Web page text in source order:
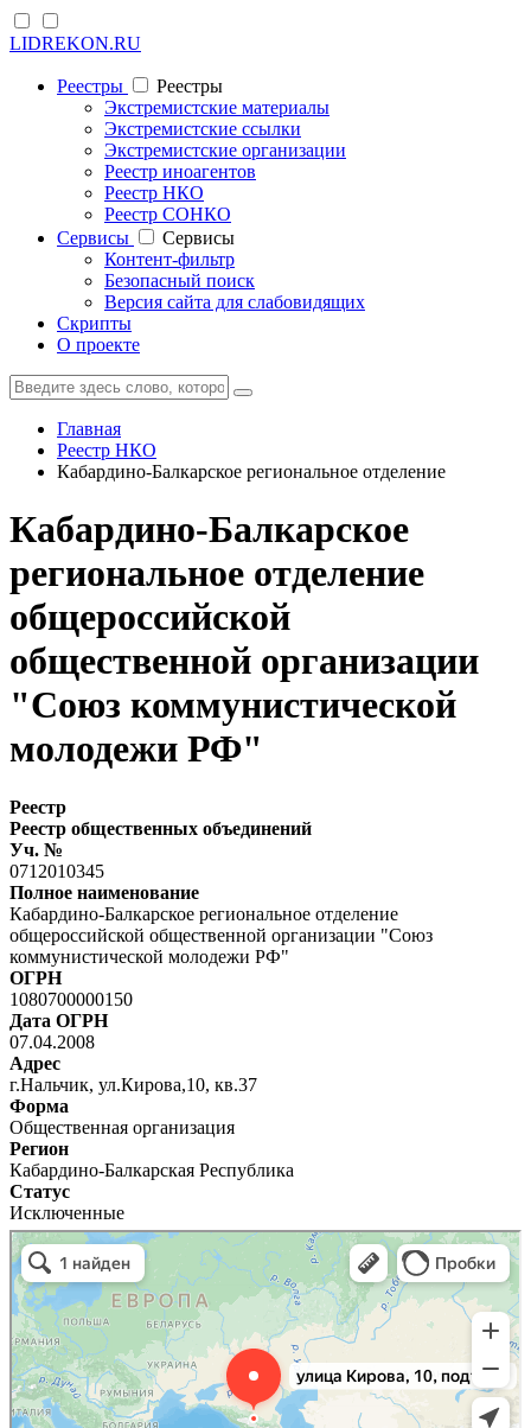
LIDREKON.RU
Реестры
Реестры
Экстремистские материалы
Экстремистские ссылки
Экстремистские организации
Реестр иноагентов
Реестр НКО
Реестр СОНКО
Cервисы
Cервисы
Контент-фильтр
Безопасный поиск
Версия сайта для слабовидящих
Скрипты
О проекте
Главная
Реестр НКО
Кабардино-Балкарское региональное отделение
Кабардино-Балкарское
региональное отделение
общероссийской
общественной организации
"Союз коммунистической
молодежи РФ"
Реестр
Реестр общественных объединений
Уч. №
0712010345
Полное наименование
Кабардино-Балкарское региональное отделение
общероссийской общественной организации "Союз
коммунистической молодежи РФ"
ОГРН
1080700000150
Дата ОГРН
07.04.2008
Адрес
г.Нальчик, ул.Кирова,10, кв.37
Форма
Общественная организация
Регион
Кабардино-Балкарская Республика
Статус
Исключенные